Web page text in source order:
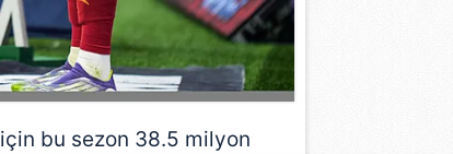
bu sezon 38.5 milyon